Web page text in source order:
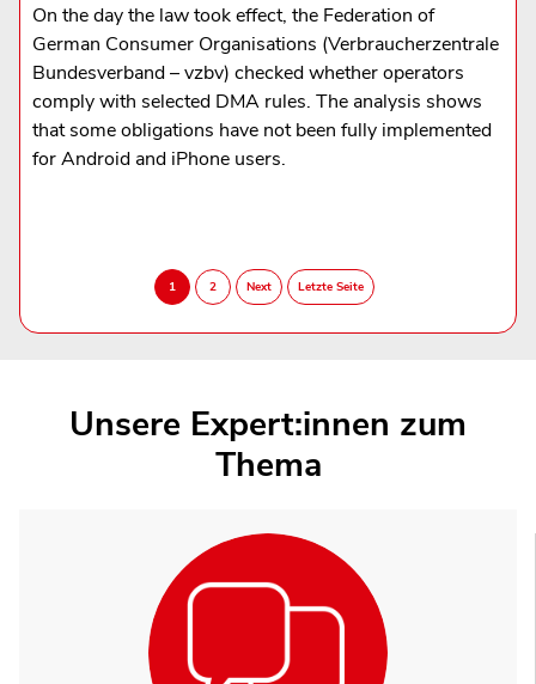
On the day the law took effect, the Federation of
German Consumer Organisations (Verbraucherzentrale
Bundesverband – vzbv) checked whether operators
comply with selected DMA rules. The analysis shows
that some obligations have not been fully implemented
for Android and iPhone users.
Unsere Expert:innen zum
Thema